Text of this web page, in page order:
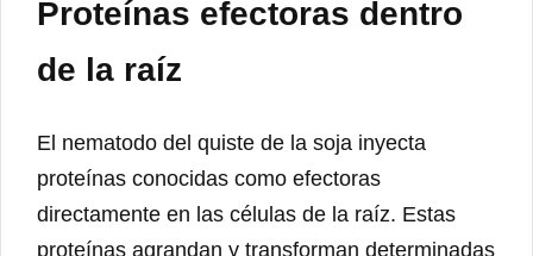
Proteínas efectoras dentro
de la raíz
El nematodo del quiste de la soja inyecta
proteínas conocidas como efectoras
directamente en las células de la raíz. Estas
proteínas agrandan y transforman determinadas